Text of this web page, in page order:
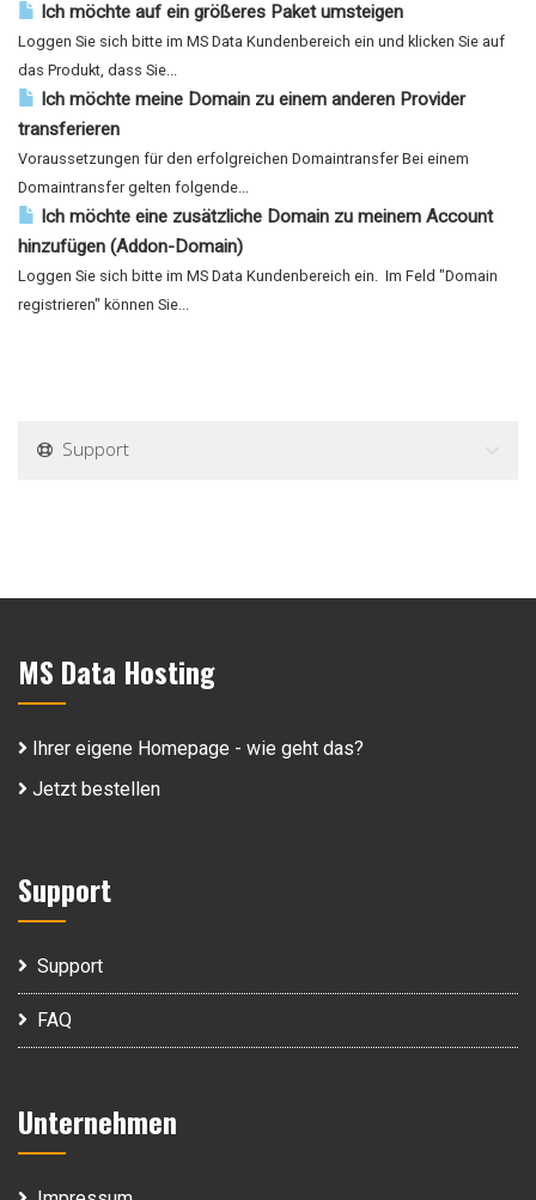
Ich möchte auf ein größeres Paket umsteigen
Loggen Sie sich bitte im MS Data Kundenbereich ein und klicken Sie auf
das Produkt, dass Sie...
Ich möchte meine Domain zu einem anderen Provider
transferieren
Voraussetzungen für den erfolgreichen Domaintransfer Bei einem
Domaintransfer gelten folgende...
Ich möchte eine zusätzliche Domain zu meinem Account
hinzufügen (Addon-Domain)
Loggen Sie sich bitte im MS Data Kundenbereich ein. Im Feld "Domain
registrieren" können Sie...
Support
MS Data Hosting
Ihrer eigene Homepage - wie geht das?
Jetzt bestellen
Support
Support
FAQ
Unternehmen